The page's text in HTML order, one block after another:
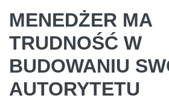
MENEDŻER MA
TRUDNOŚĆ W
BUDOWANIU
AUTORYTETU